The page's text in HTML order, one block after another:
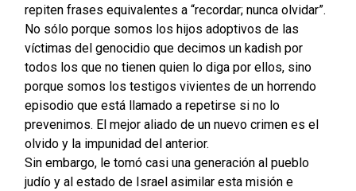
repiten frases equivalentes a “recordar; nunca olvidar”.
No sólo porque somos los hijos adoptivos de las
víctimas del genocidio que decimos un kadish por
todos los que no tienen quien lo diga por ellos, sino
porque somos los testigos vivientes de un horrendo
episodio que está llamado a repetirse si no lo
prevenimos. El mejor aliado de un nuevo crimen es el
olvido y la impunidad del anterior.
Sin embargo, le tomó casi una generación al pueblo
judío y al estado de Israel asimilar esta misión e